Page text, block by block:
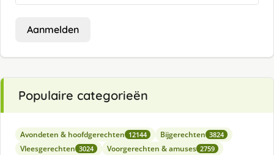
Aanmelden
Populaire categorieën
Avondeten & hoofdgerechten 12144 Bijgerechten 3824
Vleesgerechten 3024 Voorgerechten & amuses 2759